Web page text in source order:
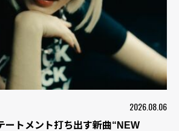
2026.08.06
ートメント打ち出す新曲“NEW